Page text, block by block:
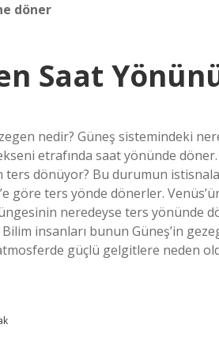
döner
Saat
nedir? Güneş sistemindeki
etrafında saat yönünde
dönüyor? Bu durumun
göre ters yönde dönerler.
neredeyse ters yönünde
insanları bunun Güneş’in
atmosferde güçlü gelgitlere neden